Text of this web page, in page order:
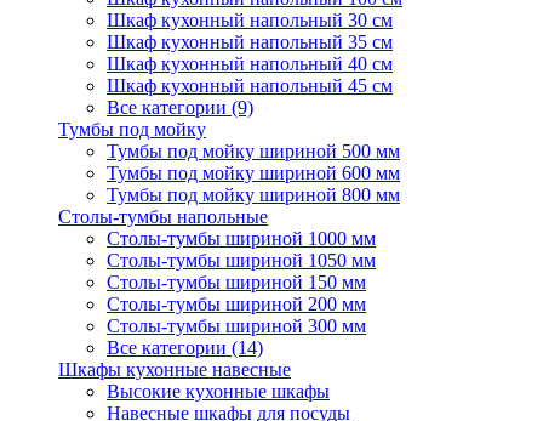
Шкаф кухонный напольный 30 см
Шкаф кухонный напольный 35 см
Шкаф кухонный напольный 40 см
Шкаф кухонный напольный 45 см
Все категории (9)
Тумбы под мойку
Тумбы под мойку шириной 500 мм
Тумбы под мойку шириной 600 мм
Тумбы под мойку шириной 800 мм
Столы-тумбы напольные
Столы-тумбы шириной 1000 мм
Столы-тумбы шириной 1050 мм
Столы-тумбы шириной 150 мм
Столы-тумбы шириной 200 мм
Столы-тумбы шириной 300 мм
Все категории (14)
Шкафы кухонные навесные
Высокие кухонные шкафы
Навесные шкафы для посуды